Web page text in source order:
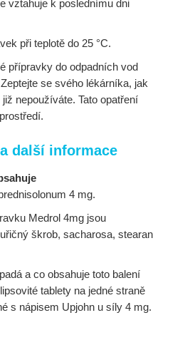
vztahuje k poslednímu dni
při teplotě do 25 °C.
přípravky do odpadních vod
se svého lékárníka, jak
nepoužíváte. Tato opatření
další informace
4 mg.
Medrol 4mg jsou
škrob, sacharosa, stearan
a co obsahuje toto balení
tablety na jedné straně
s nápisem Upjohn u síly 4 mg.